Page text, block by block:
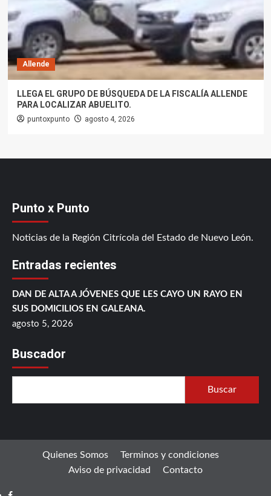
Allende
LLEGA EL GRUPO DE BÚSQUEDA DE LA FISCALÍA ALLENDE
PARA LOCALIZAR ABUELITO.
puntoxpunto agosto 4, 2026
Punto x Punto
Noticias de la Región Citrícola del Estado de Nuevo León.
Entradas recientes
DAN DE ALTA A JÓVENES QUE LES CAYO UN RAYO EN
SUS DOMICILIOS EN GALEANA.
agosto 5, 2026
Buscador
Buscar
Quienes Somos
Terminos y condiciones
Aviso de privacidad
Contacto